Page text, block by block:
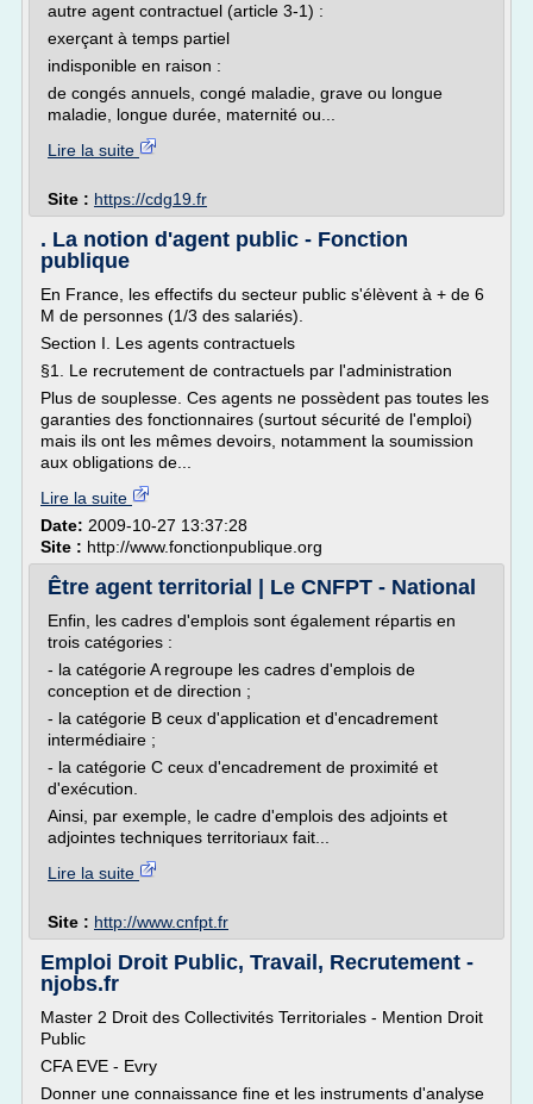
autre agent contractuel (article 3-1) :
exerçant à temps partiel
indisponible en raison :
de congés annuels, congé maladie, grave ou longue
maladie, longue durée, maternité ou...
Lire la suite
Site : https://cdg19.fr
. La notion d'agent public - Fonction
publique
En France, les effectifs du secteur public s'élèvent à + de 6
M de personnes (1/3 des salariés).
Section I. Les agents contractuels
§1. Le recrutement de contractuels par l'administration
Plus de souplesse. Ces agents ne possèdent pas toutes les
garanties des fonctionnaires (surtout sécurité de l'emploi)
mais ils ont les mêmes devoirs, notamment la soumission
aux obligations de...
Lire la suite
Date: 2009-10-27 13:37:28
Site : http://www.fonctionpublique.org
Être agent territorial | Le CNFPT - National
Enfin, les cadres d'emplois sont également répartis en
trois catégories :
- la catégorie A regroupe les cadres d'emplois de
conception et de direction ;
- la catégorie B ceux d'application et d'encadrement
intermédiaire ;
- la catégorie C ceux d'encadrement de proximité et
d'exécution.
Ainsi, par exemple, le cadre d'emplois des adjoints et
adjointes techniques territoriaux fait...
Lire la suite
Site : http://www.cnfpt.fr
Emploi Droit Public, Travail, Recrutement -
njobs.fr
Master 2 Droit des Collectivités Territoriales - Mention Droit
Public
CFA EVE - Evry
Donner une connaissance fine et les instruments d'analyse